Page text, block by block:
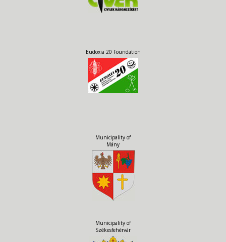
Eudoxia 20 Foundation
Municipality of
Mány
Municipality of
Székesfehérvár